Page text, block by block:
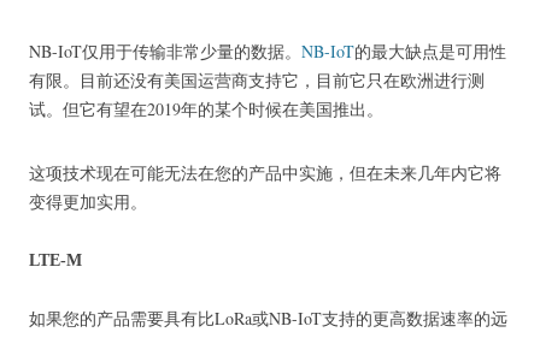
NB-IoT仅用于传输非常少量的数据。 NB-IoT的最大缺点是可用性
有限。 目前还没有美国运营商支持它，目前它只在欧洲进行测
试。 但它有望在2019年的某个时候在美国推出。
这项技术现在可能无法在您的产品中实施，但在未来几年内它将
变得更加实用。
LTE-M
如果您的产品需要具有比LoRa或NB-IoT支持的更高数据速率的远